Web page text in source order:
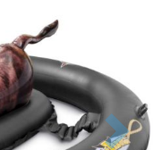
Další